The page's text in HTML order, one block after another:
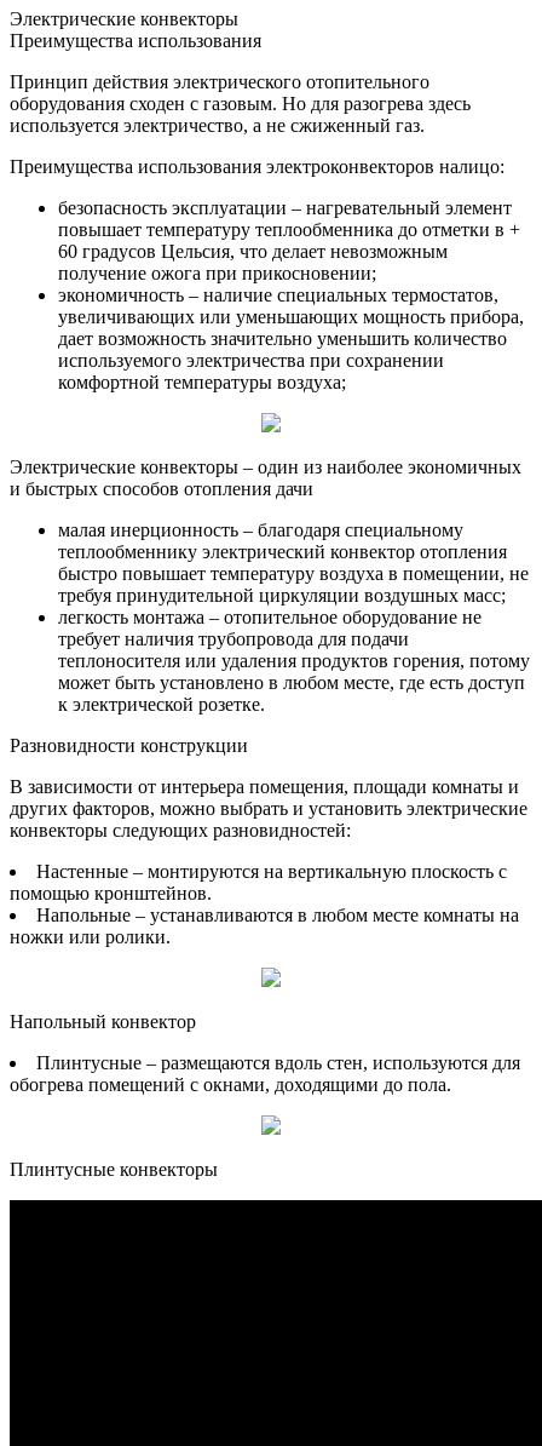
Электрические конвекторы
Преимущества использования
Принцип действия электрического отопительного
оборудования сходен с газовым. Но для разогрева здесь
используется электричество, а не сжиженный газ.
Преимущества использования электроконвекторов налицо:
безопасность эксплуатации – нагревательный элемент
повышает температуру теплообменника до отметки в +
60 градусов Цельсия, что делает невозможным
получение ожога при прикосновении;
экономичность – наличие специальных термостатов,
увеличивающих или уменьшающих мощность прибора,
дает возможность значительно уменьшить количество
используемого электричества при сохранении
комфортной температуры воздуха;
Электрические конвекторы – один из наиболее экономичных
и быстрых способов отопления дачи
малая инерционность – благодаря специальному
теплообменнику электрический конвектор отопления
быстро повышает температуру воздуха в помещении, не
требуя принудительной циркуляции воздушных масс;
легкость монтажа – отопительное оборудование не
требует наличия трубопровода для подачи
теплоносителя или удаления продуктов горения, потому
может быть установлено в любом месте, где есть доступ
к электрической розетке.
Разновидности конструкции
В зависимости от интерьера помещения, площади комнаты и
других факторов, можно выбрать и установить электрические
конвекторы следующих разновидностей:
Настенные – монтируются на вертикальную плоскость с
помощью кронштейнов.
Напольные – устанавливаются в любом месте комнаты на
ножки или ролики.
Напольный конвектор
Плинтусные – размещаются вдоль стен, используются для
обогрева помещений с окнами, доходящими до пола.
Плинтусные конвекторы